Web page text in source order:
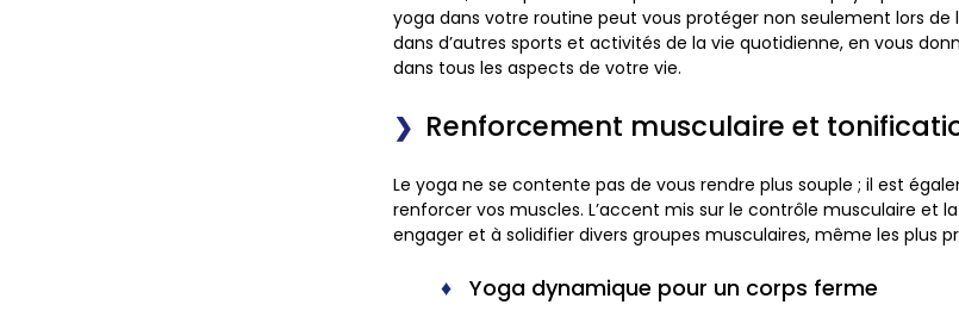
yoga dans votre routine peut vous protéger non seulement lors de
dans d’autres sports et activités de la vie quotidienne, en vous
dans tous les aspects de votre vie.
Renforcement musculaire et
Le yoga ne se contente pas de vous rendre plus souple ; il est
renforcer vos muscles. L’accent mis sur le contrôle musculaire et
engager et à solidifier divers groupes musculaires, même les plus
Yoga dynamique pour un corps ferme